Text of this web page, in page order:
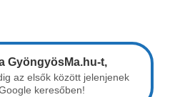
GyöngyösMa.hu-t,
az elsők között jelenjenek
keresőben!